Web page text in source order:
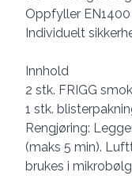
Oppfyller EN1400
Individuelt
Innhold
2 stk. FRIGG
1 stk.
Rengjøring:
(maks 5 min).
brukes i